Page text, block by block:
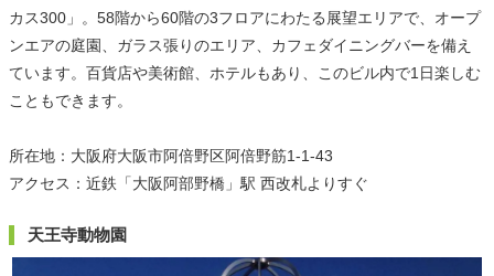
カス300」。58階から60階の3フロアにわたる展望エリアで、オープ
ンエアの庭園、ガラス張りのエリア、カフェダイニングバーを備え
ています。百貨店や美術館、ホテルもあり、このビル内で1日楽しむ
こともできます。
所在地：大阪府大阪市阿倍野区阿倍野筋1-1-43
アクセス：近鉄「大阪阿部野橋」駅 西改札よりすぐ
天王寺動物園